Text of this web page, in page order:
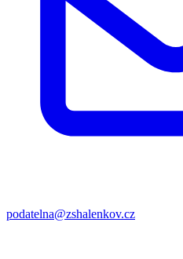
podatelna@zshalenkov.cz